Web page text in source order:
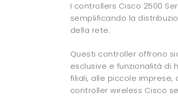
I controllers Cisco 2500
semplificando la
della rete.
Questi controller offrono
esclusive e funzionalità di
filiali, alle piccole imprese,
controller wireless Cisco